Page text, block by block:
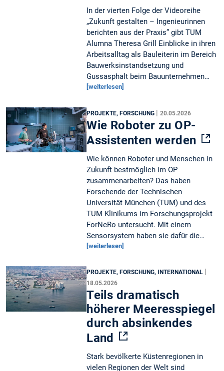
In der vierten Folge der Videoreihe
„Zukunft gestalten – Ingenieurinnen
berichten aus der Praxis” gibt TUM
Alumna Theresa Grill Einblicke in ihren
Arbeitsalltag als Bauleiterin im Bereich
Bauwerksinstandsetzung und
Gussasphalt beim Bauunternehmen…
[weiterlesen]
PROJEKTE, FORSCHUNG |20.05.2026
Wie Roboter zu OP-
Assistenten werden
Wie können Roboter und Menschen in
Zukunft bestmöglich im OP
zusammenarbeiten? Das haben
Forschende der Technischen
Universität München (TUM) und des
TUM Klinikums im Forschungsprojekt
ForNeRo untersucht. Mit einem
Sensorsystem haben sie dafür die…
[weiterlesen]
PROJEKTE, FORSCHUNG, INTERNATIONAL |
18.05.2026
Teils dramatisch
höherer Meeresspiegel
durch absinkendes
Land
Stark bevölkerte Küstenregionen in
vielen Regionen der Welt sind